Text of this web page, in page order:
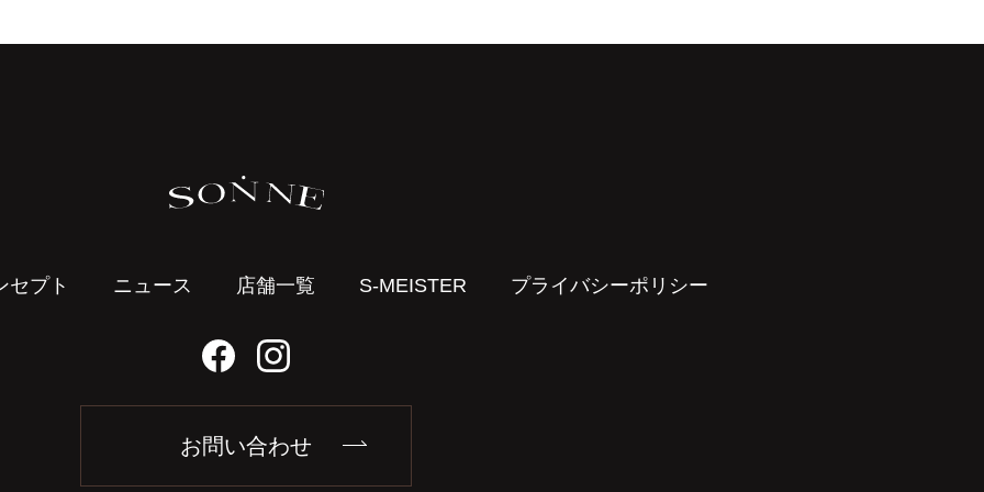
セプト ニュース 店舗一覧 S-MEISTER プライバシーポリシー
お問い合わせ